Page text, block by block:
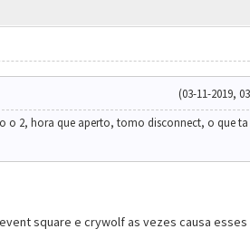
(03-11-2019,
o 2, hora que aperto, tomo disconnect, o que ta
square e crywolf as vezes causa esses